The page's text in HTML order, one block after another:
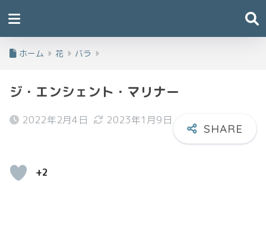
ホーム 花 バラ
ジ・エンシェント・マリナー
2022年2月4日 2023年1月9日
+2